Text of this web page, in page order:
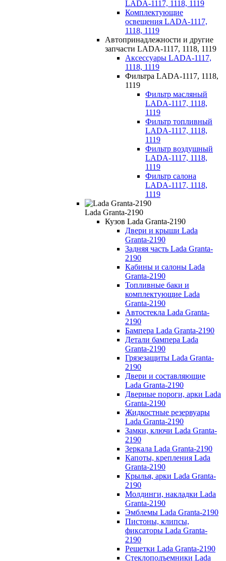
LADA-1117, 1118, 1119
Комплектующие
освещения LADA-1117,
1118, 1119
Автопринадлежности и другие
запчасти LADA-1117, 1118, 1119
Аксессуары LADA-1117,
1118, 1119
Фильтра LADA-1117, 1118,
1119
Фильтр масляный
LADA-1117, 1118,
1119
Фильтр топливный
LADA-1117, 1118,
1119
Фильтр воздушный
LADA-1117, 1118,
1119
Фильтр салона
LADA-1117, 1118,
1119
Lada Granta-2190
Кузов Lada Granta-2190
Двери и крыши Lada
Granta-2190
Задняя часть Lada Granta-
2190
Кабины и салоны Lada
Granta-2190
Топливные баки и
комплектующие Lada
Granta-2190
Автостекла Lada Granta-
2190
Бампера Lada Granta-2190
Детали бампера Lada
Granta-2190
Грязезащиты Lada Granta-
2190
Двери и составляющие
Lada Granta-2190
Дверные пороги, арки Lada
Granta-2190
Жидкостные резервуары
Lada Granta-2190
Замки, ключи Lada Granta-
2190
Зеркала Lada Granta-2190
Капоты, крепления Lada
Granta-2190
Крылья, арки Lada Granta-
2190
Молдинги, накладки Lada
Granta-2190
Эмблемы Lada Granta-2190
Пистоны, клипсы,
фиксаторы Lada Granta-
2190
Решетки Lada Granta-2190
Стеклоподъемники Lada